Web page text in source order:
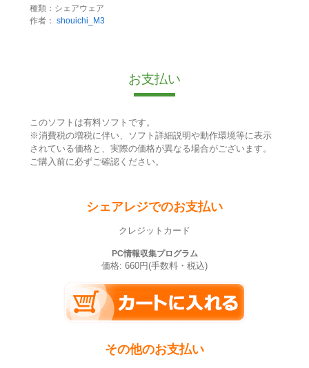
種類：シェアウェア
作者： shouichi_M3
お支払い
このソフトは有料ソフトです。
※消費税の増税に伴い、ソフト詳細説明や動作環境等に表示
されている価格と、実際の価格が異なる場合がございます。
ご購入前に必ずご確認ください。
シェアレジでのお支払い
クレジットカード
PC情報収集プログラム
価格: 660円(手数料・税込)
その他のお支払い